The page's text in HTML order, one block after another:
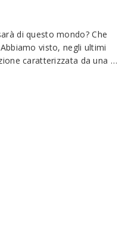
di questo mondo? Che
visto, negli ultimi
caratterizzata da una …